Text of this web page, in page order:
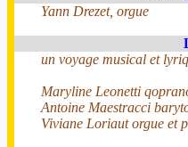
Yann Drezet, orgue
un voyage musical et
Maryline Leonetti
Antoine Maestracci
Viviane Loriaut orgue et